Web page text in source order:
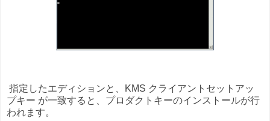
指定したエディションと、KMS クライアントセットアッ
プキー が一致すると、プロダクトキーのインストールが行
われます。